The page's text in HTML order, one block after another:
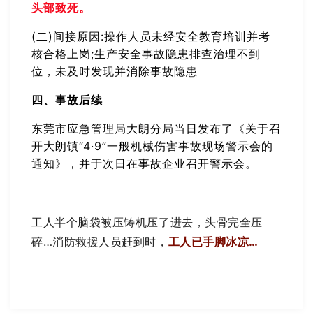
头部致死。
(二)间接原因:操作人员未经安全教育培训并考
核合格上岗;生产安全事故隐患排查治理不到
位，未及时发现并消除事故隐患
四、事故后续
东莞市应急管理局大朗分局当日发布了《关于召
开大朗镇“4·9”一般机械伤害事故现场警示会的
通知》，并于次日在事故企业召开警示会。
工人半个脑袋被压铸机压了进去，头骨完全压
碎…消防救援人员赶到时， 工人已手脚冰凉…